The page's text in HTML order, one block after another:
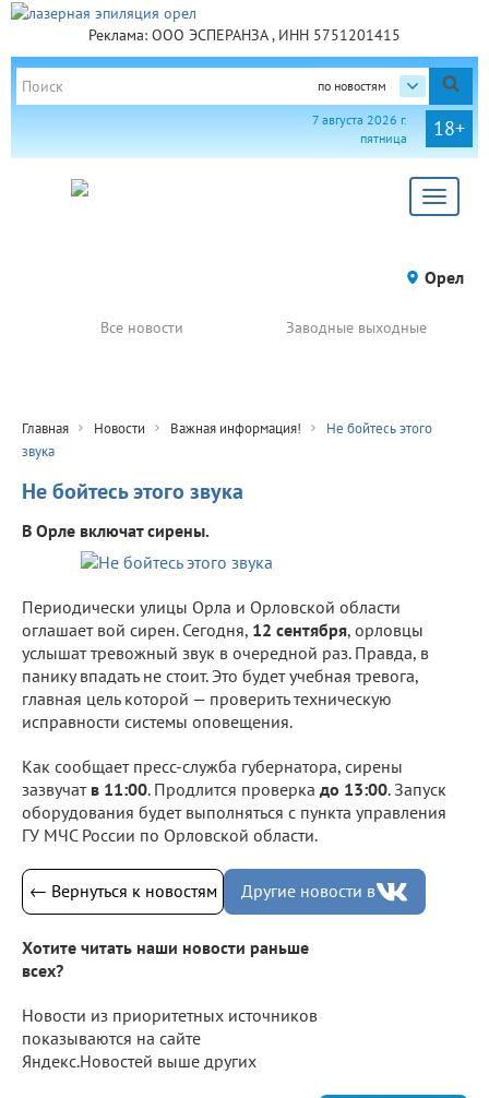
Реклама: ООО ЭСПЕРАНЗА , ИНН 5751201415
по новостям
18+
7 августа 2026 г.
пятница
Toggle
Орел
Все новости Заводные выходные
Главная Новости Важная информация!
Не бойтесь этого
звука
Не бойтесь этого звука
В Орле включат сирены.
Периодически улицы Орла и Орловской области
оглашает вой сирен. Сегодня, 12 сентября, орловцы
услышат тревожный звук в очередной раз. Правда, в
панику впадать не стоит. Это будет учебная тревога,
главная цель которой — проверить техническую
исправности системы оповещения.
Как сообщает пресс-служба губернатора, сирены
зазвучат в 11:00. Продлится проверка до 13:00. Запуск
оборудования будет выполняться с пункта управления
ГУ МЧС России по Орловской области.
← Вернуться к новостям Другие новости в
Хотите читать наши новости раньше
всех?
Новости из приоритетных источников
показываются на сайте
Яндекс.Новостей выше других